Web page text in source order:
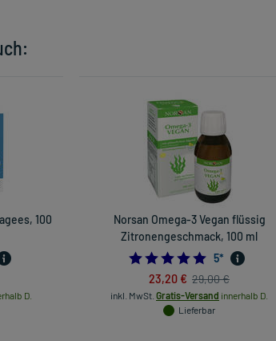
100
D.
Norsan Omega-3 Vegan flüssig
Zitronengeschmack, 100 ml
5.0
5*
23,20 € 29,00 €
inkl. MwSt. Gratis-Versand innerhalb D.
Lieferbar